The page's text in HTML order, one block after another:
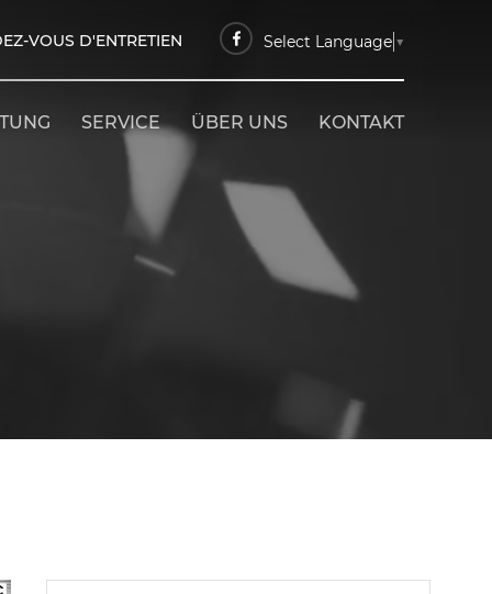
VOUS D'ENTRETIEN Select Language ▼
SERVICE ÜBER UNS KONTAKT